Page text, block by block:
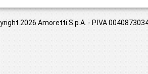
2026 Amoretti S.p.A. - P.IVA